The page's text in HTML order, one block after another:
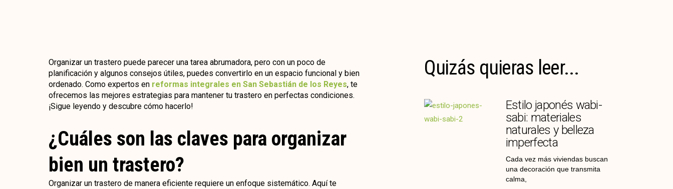
Organizar un trastero puede parecer una tarea abrumadora, pero con un poco de
planificación y algunos consejos útiles, puedes convertirlo en un espacio funcional y bien
ordenado. Como expertos en reformas integrales en San Sebastián de los Reyes, te
ofrecemos las mejores estrategias para mantener tu trastero en perfectas condiciones.
¡Sigue leyendo y descubre cómo hacerlo!
¿Cuáles son las claves para organizar
bien un trastero?
Organizar un trastero de manera eficiente requiere un enfoque sistemático. Aquí te
Quizás quieras leer...
Estilo japonés wabi-
sabi: materiales
naturales y belleza
imperfecta
Cada vez más viviendas buscan
una decoración que transmita
calma,